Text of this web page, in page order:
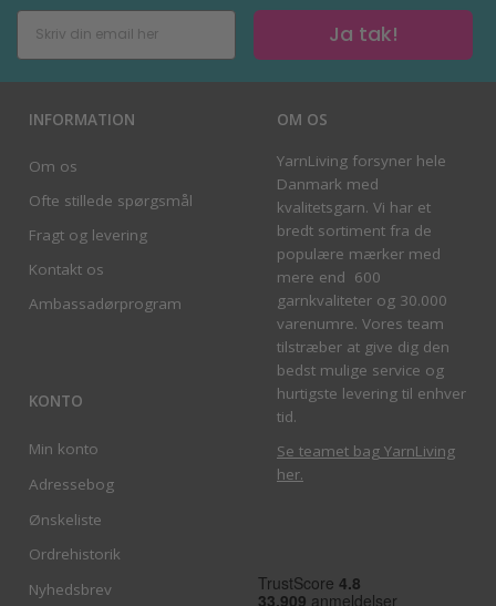
Ja tak!
INFORMATION
Om os
Ofte stillede spørgsmål
Fragt og levering
Kontakt os
Ambassadørprogram
KONTO
Min konto
Adressebog
Ønskeliste
Ordrehistorik
Nyhedsbrev
OM OS
YarnLiving forsyner hele
Danmark med
kvalitetsgarn. Vi har et
bredt sortiment fra de
populære mærker med
mere end 600
garnkvaliteter og 30.000
varenumre. Vores team
tilstræber at give dig den
bedst mulige service og
hurtigste levering til enhver
tid.
Se teamet bag YarnLiving
her.